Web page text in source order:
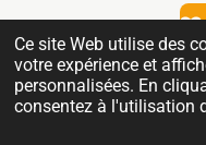
Ce site Web utilise des
votre expérience et
personnalisées. En
consentez à l'utilisation